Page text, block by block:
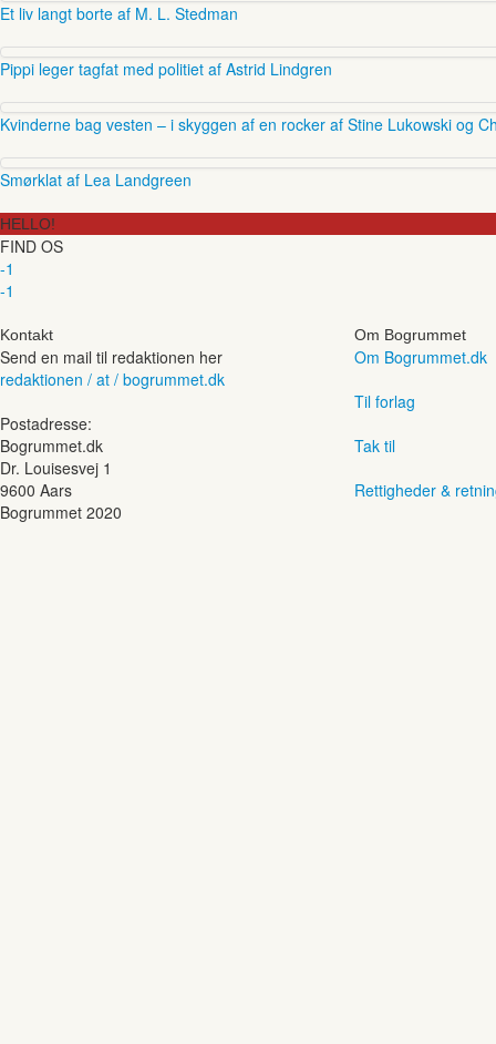
Et liv langt borte af M. L. Stedman
Pippi leger tagfat med politiet af Astrid Lindgren
Kvinderne bag vesten – i skyggen af en rocker af Stine Lukowski og
Smørklat af Lea Landgreen
HELLO!
FIND OS
-1
-1
Kontakt
Send en mail til redaktionen her
redaktionen / at / bogrummet.dk
Postadresse:
Bogrummet.dk
Dr. Louisesvej 1
9600 Aars
Om Bogrummet
Om Bogrummet.dk
Til forlag
Tak til
Rettigheder &
Bogrummet 2020